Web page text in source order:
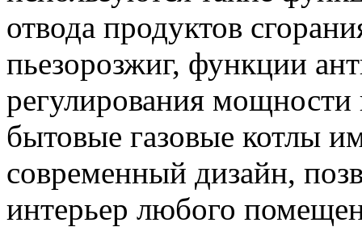
отвода продуктов
пьезорозжиг, функции
регулирования
бытовые газовые котлы
современный дизайн,
интерьер любого